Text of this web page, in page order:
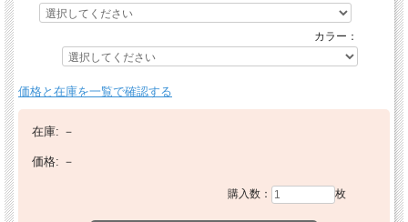
カラー：
価格と在庫を一覧で確認する
在庫: －
価格: －
購入数： 枚